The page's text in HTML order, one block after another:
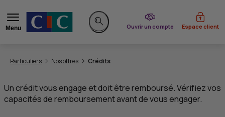
Menu
Rechercher sur le site
Ouvrir un compte
du CIC Espace client
Particuliers Nos offres Crédits
Un crédit vous engage et doit être remboursé. Vérifiez vos
capacités de remboursement avant de vous engager.